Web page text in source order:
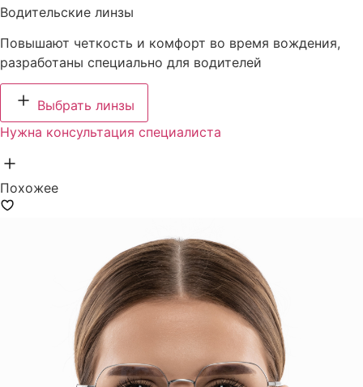
Водительские линзы
Повышают четкость и комфорт во время вождения,
разработаны специально для водителей
Выбрать линзы
Нужна консультация специалиста
Похожее